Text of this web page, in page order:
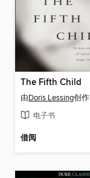
The Fifth Child
由Doris Lessing创作
电子书
借阅